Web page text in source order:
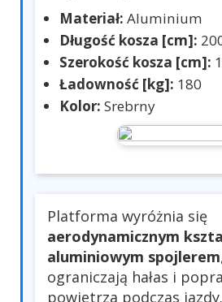
Materiał: Aluminium
Długość kosza [cm]:
Szerokość kosza [cm]:
Ładowność [kg]: 180
Kolor: Srebrny
Platforma wyróżnia się
aerodynamicznym
aluminiowym spojlerem
ograniczają hałas i
powietrza podczas